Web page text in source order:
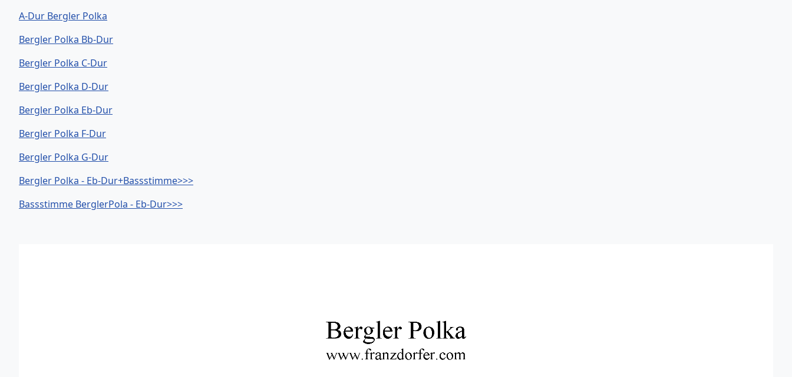
A-Dur Bergler Polka
Bergler Polka Bb-Dur
Bergler Polka C-Dur
Bergler Polka D-Dur
Bergler Polka Eb-Dur
Bergler Polka F-Dur
Bergler Polka G-Dur
Bergler Polka - Eb-Dur+Bassstimme>>>
Bassstimme BerglerPola - Eb-Dur>>>